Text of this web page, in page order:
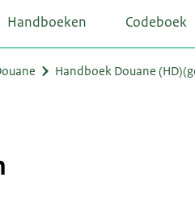
Handboeken Codeboek
Handboek Douane